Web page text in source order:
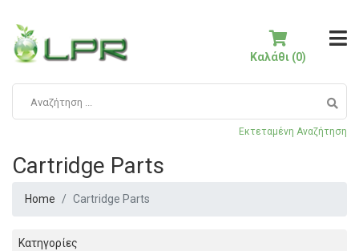
Εκτεταμένη Αναζήτηση
Καλάθι (0)
Cartridge Parts
Home Cartridge Parts
Κατηγορίες